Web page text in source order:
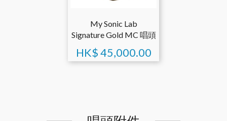
My Sonic Lab
Signature Gold MC 唱頭
HK$45,000.00